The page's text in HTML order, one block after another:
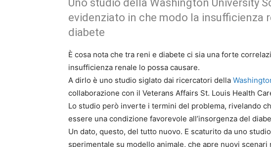
Uno studio della Washington University
evidenziato in che modo la insufficienza
diabete
È cosa nota che tra reni e diabete ci sia una forte
insufficienza renale lo possa causare.
A dirlo è uno studio siglato dai ricercatori della
collaborazione con il Veterans Affairs St. Louis Health
Lo studio però inverte i termini del problema, rivelando
essere una condizione favorevole all’insorgenza del
Un dato, questo, del tutto nuovo. E scaturito da uno
sperimentale su modello animale, che apre nuovi